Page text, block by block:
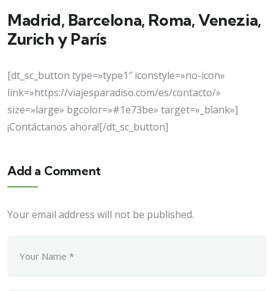
Madrid, Barcelona, Roma, Venezia,
Zurich y París
[dt_sc_button type=»type1″ iconstyle=»no-icon»
link=»https://viajesparadiso.com/es/contacto/»
size=»large» bgcolor=»#1e73be» target=»_blank»]
¡Contáctanos ahora![/dt_sc_button]
Add a Comment
Your email address will not be published.